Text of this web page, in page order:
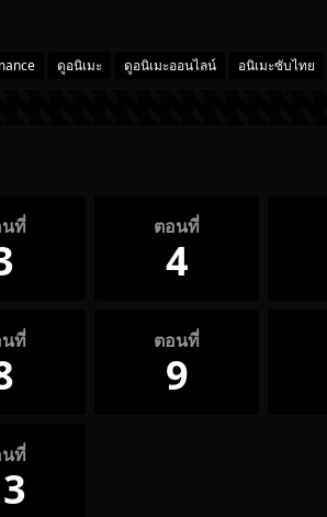
ดูอนิเมะ ดูอนิเมะออนไลน์ อนิเมะซับไทย
ที่ ตอนที่
4
ที่ ตอนที่
9
ที่